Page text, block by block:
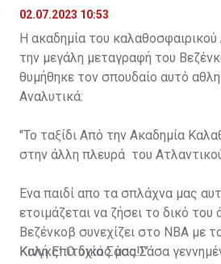
02.07.2023 10:53
Η ακαδημία του
την μεγάλη μεταγραφή του
θυμήθηκε τον σπουδαίο αυτό
Αναλυτικά:
"Το ταξίδι Από την Ακαδημία
στην άλλη πλευρά του
Ένα παιδί απο τα σπλάχνα μας
ετοιμάζεται να ζήσει το δικό
Βεζένκοβ συνεχίζει στο ΝΒΑ με
Κινγκς! Ο δικός μας Σάσα
Καλή Επιτυχία Σάσα!!".